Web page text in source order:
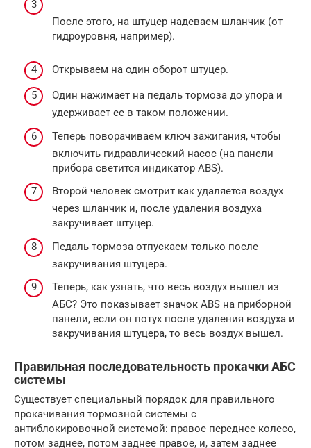
После этого, на штуцер надеваем шланчик (от
гидроуровня, например).
Открываем на один оборот штуцер.
Один нажимает на педаль тормоза до упора и
удерживает ее в таком положении.
Теперь поворачиваем ключ зажигания, чтобы
включить гидравлический насос (на панели
прибора светится индикатор ABS).
Второй человек смотрит как удаляется воздух
через шланчик и, после удаления воздуха
закручивает штуцер.
Педаль тормоза отпускаем только после
закручивания штуцера.
Теперь, как узнать, что весь воздух вышел из
АБС? Это показывает значок ABS на приборной
панели, если он потух после удаления воздуха и
закручивания штуцера, то весь воздух вышел.
Правильная последовательность прокачки АБС
системы
Существует специальный порядок для правильного
прокачивания тормозной системы с
антиблокировочной системой: правое переднее колесо,
потом заднее, потом заднее правое, и, затем заднее